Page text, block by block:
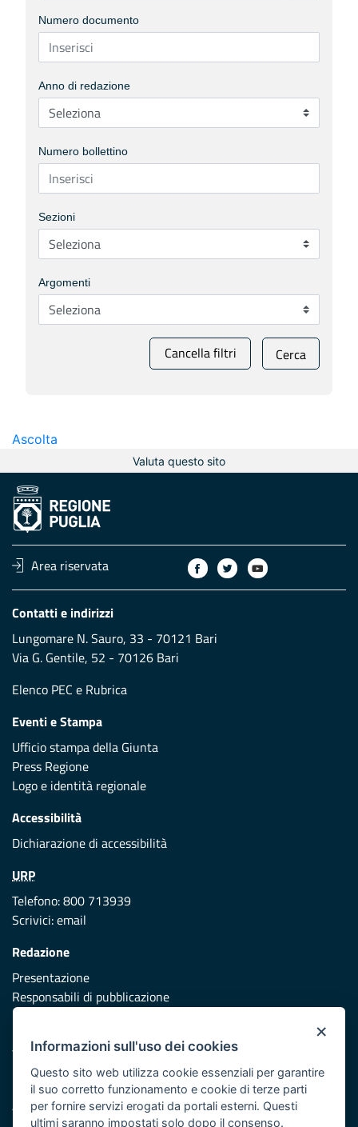
Numero documento
Anno di redazione
Numero bollettino
Sezioni
Argomenti
Cancella filtri Cerca
Ascolta
Valuta questo sito
Area riservata
Contatti e indirizzi
Lungomare N. Sauro, 33 - 70121 Bari
Via G. Gentile, 52 - 70126 Bari
Elenco PEC e Rubrica
Eventi e Stampa
Ufficio stampa della Giunta
Press Regione
Logo e identità regionale
Accessibilità
Dichiarazione di accessibilità
URP
Telefono: 800 713939
Scrivici:email
Redazione
Presentazione
Responsabili di pubblicazione
Vai al sito di Protezione Civile Puglia
Iniziativa finanziata con risorse del POR Puglia 2014/2020 -
Asse XI
×
Informazioni sull'uso dei cookies
Questo sito web utilizza cookie essenziali per garantire
il suo corretto funzionamento e cookie di terze parti
per fornire servizi erogati da portali esterni. Questi
ultimi saranno impostati solo dopo il consenso.